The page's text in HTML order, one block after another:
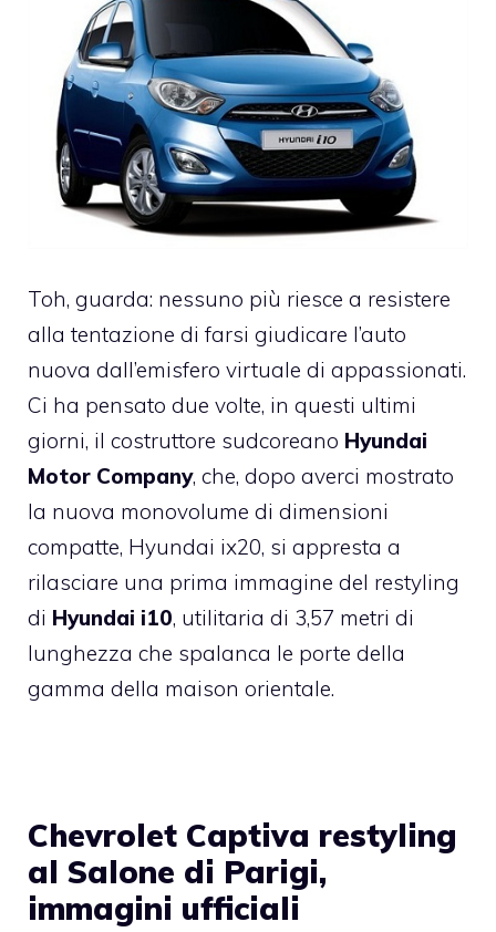
Toh, guarda: nessuno più riesce a resistere
alla tentazione di farsi giudicare l’auto
nuova dall’emisfero virtuale di appassionati.
Ci ha pensato due volte, in questi ultimi
giorni, il costruttore sudcoreano Hyundai
Motor Company, che, dopo averci mostrato
la nuova monovolume di dimensioni
compatte, Hyundai ix20, si appresta a
rilasciare una prima immagine del restyling
di Hyundai i10, utilitaria di 3,57 metri di
lunghezza che spalanca le porte della
gamma della maison orientale.
Chevrolet Captiva restyling
al Salone di Parigi,
immagini ufficiali